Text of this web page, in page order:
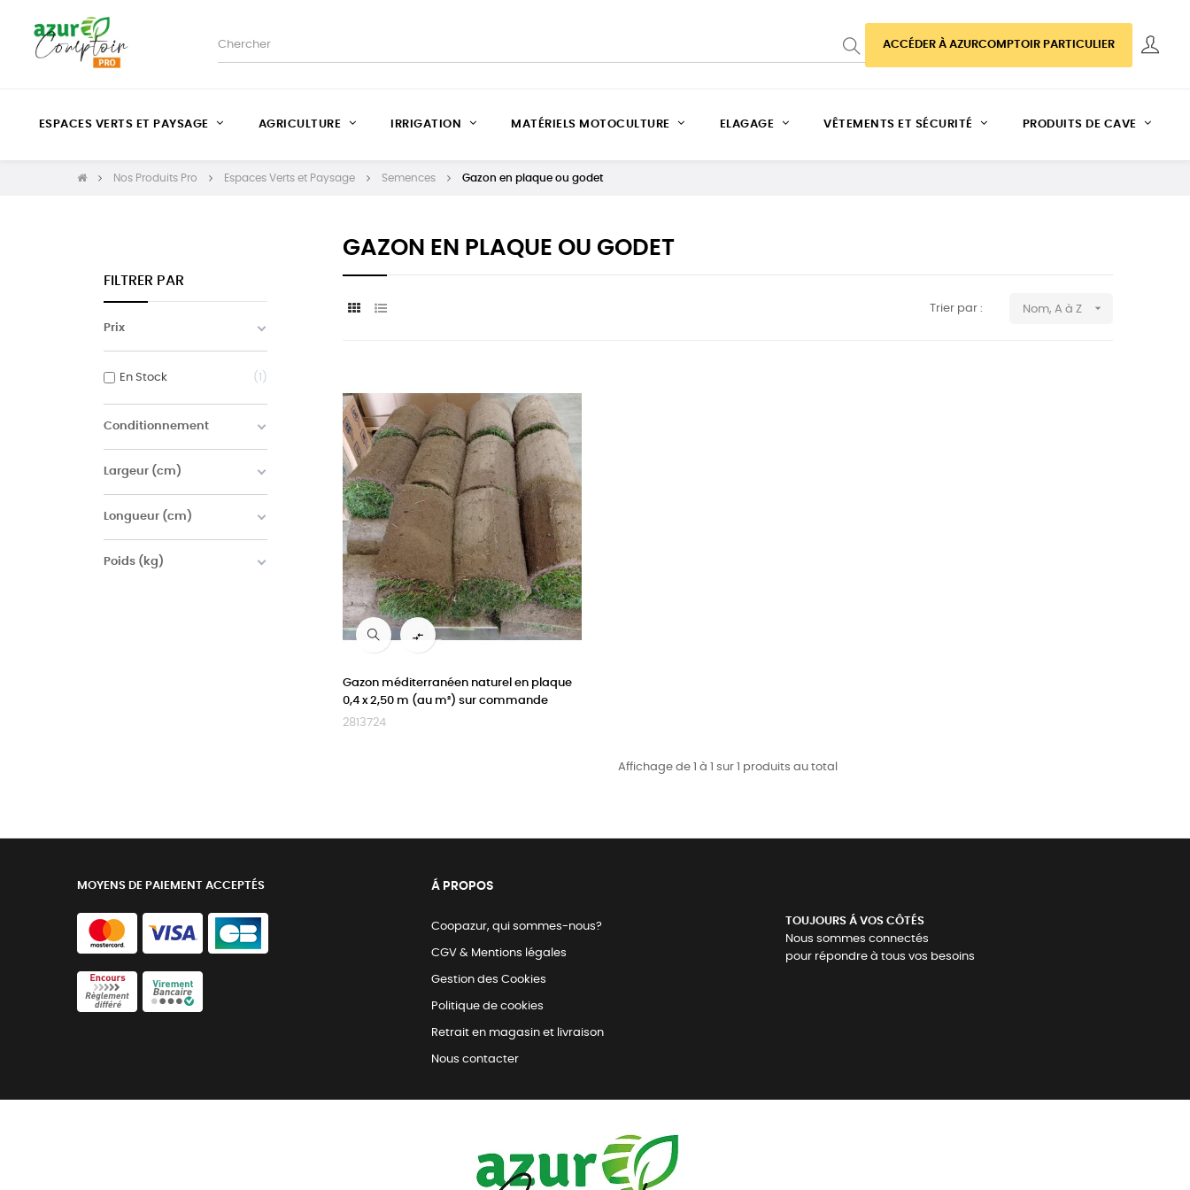
ACCÉDER À AZURCOMPTOIR PARTICULIER
ESPACES VERTS ET PAYSAGE AGRICULTURE IRRIGATION MATÉRIELS MOTOCULTURE ELAGAGE VÊTEMENTS ET SÉCURITÉ PRODUITS DE CAVE
Nos Produits Pro Espaces Verts et Paysage Semences Gazon en plaque ou godet
FILTRER PAR
Prix
En Stock 1
Conditionnement
Largeur (cm)
Longueur (cm)
Poids (kg)
GAZON EN PLAQUE OU GODET
Trier par : Nom, A à Z 

Gazon méditerranéen naturel en plaque
0,4 x 2,50 m (au m²) sur commande
2813724
Affichage de 1 à 1 sur 1 produits au total
MOYENS DE PAIEMENT ACCEPTÉS Á PROPOS
Coopazur, qui sommes-nous?
CGV & Mentions légales
Gestion des Cookies
Politique de cookies
Retrait en magasin et livraison
Nous contacter
TOUJOURS Á VOS CÔTÉS
Nous sommes connectés
pour répondre à tous vos besoins